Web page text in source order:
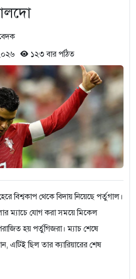
২০২৬
১২৩ বার পঠিত
বিশ্বকাপ থেকে বিদায় নিয়েছে পর্তুগাল।
ম্যাচে যোগ করা সময়ে মিকেল
হয় পর্তুগিজরা। ম্যাচ শেষে
এটিই ছিল তার ক্যারিয়ারের শেষ